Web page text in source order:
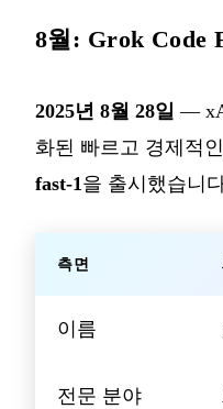
8월: Grok Code
2025년 8월 28일 —
화된 빠르고 경제적
fast-1을 출시했습니
측면
이름
전문 분야